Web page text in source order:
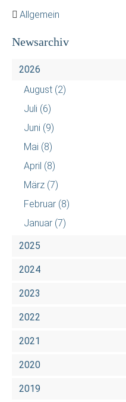
Allgemein
Newsarchiv
2026
August (2)
Juli (6)
Juni (9)
Mai (8)
April (8)
März (7)
Februar (8)
Januar (7)
2025
2024
2023
2022
2021
2020
2019